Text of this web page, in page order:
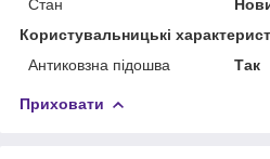
Стан
Користувальницькі
Антиковзна підошва
Так
Приховати